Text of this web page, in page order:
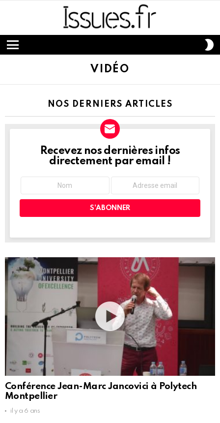
Menu
VIDÉO
NOS DERNIERS ARTICLES
NEWSLETTER
Recevez nos dernières infos
directement par email !
Conférence Jean-Marc Jancovici à Polytech
Montpellier
il y a 6 ans